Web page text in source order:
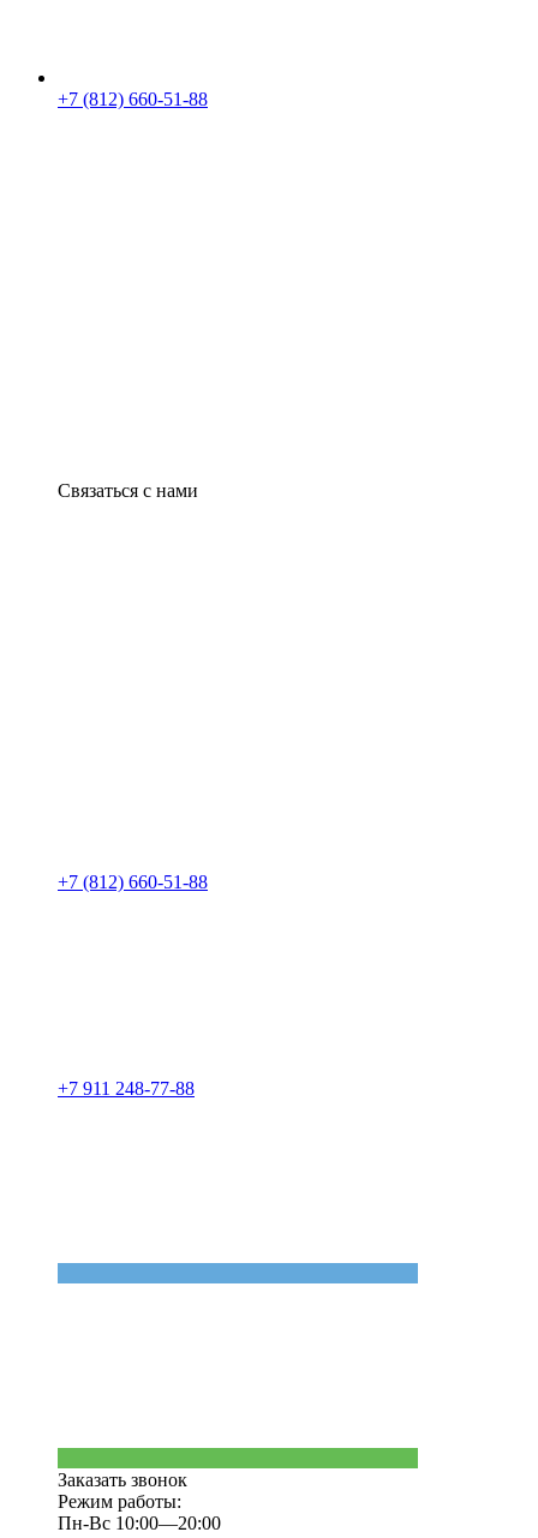
+7 (812) 660-51-88
Связаться с нами
+7 (812) 660-51-88
+7 911 248-77-88
Заказать звонок
Режим работы:
Пн-Вс 10:00—20:00